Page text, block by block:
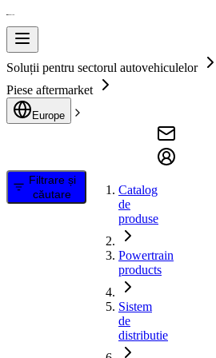
Soluții pentru sectorul autovehiculelor
Piese aftermarket
Europe
Filtrare și
căutare
Catalog
de
produse
Powertrain
products
Sistem
de
distributie